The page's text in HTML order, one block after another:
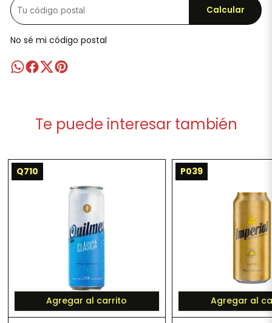
Calcular
No sé mi código postal
Te puede interesar también
Q710
Agregar al carrito
P039
Agregar al